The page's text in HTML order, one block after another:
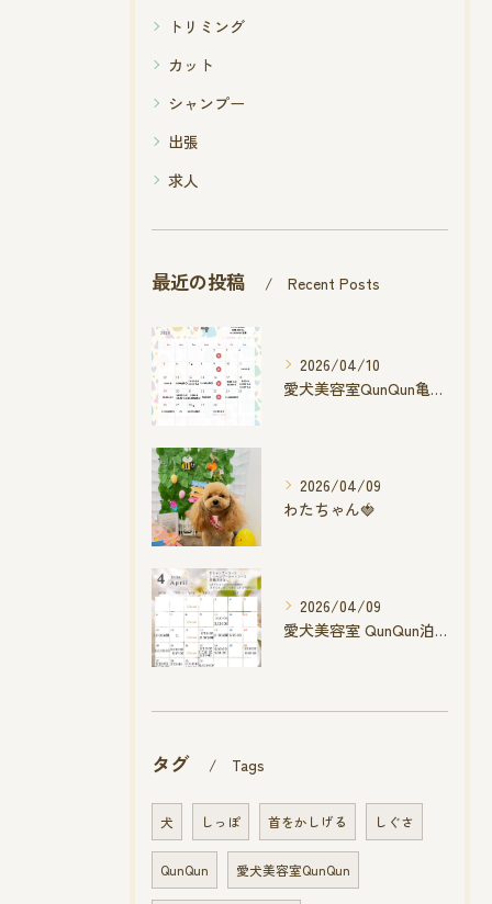
トリミング
カット
シャンプー
出張
求人
最近の投稿 Recent Posts
2026/04/10
愛犬美容室QunQun亀山エコー店
2026/04/09
わたちゃん🍓
2026/04/09
愛犬美容室 QunQun泊店 4月空き状況です
タグ Tags
犬 しっぽ 首をかしげる しぐさ
QunQun 愛犬美容室QunQun